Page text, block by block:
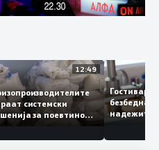
12:49
Оризопроизводителите
бараат системски
решенија за поевтино
производство